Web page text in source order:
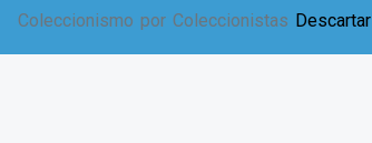
Coleccionismo por Coleccionistas Descartar
EXPO SOLIDARIA